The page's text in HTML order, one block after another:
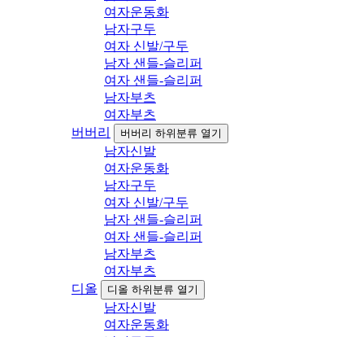
여자운동화
남자구두
여자 신발/구두
남자 샌들-슬리퍼
여자 샌들-슬리퍼
남자부츠
여자부츠
버버리
버버리 하위분류 열기
남자신발
여자운동화
남자구두
여자 신발/구두
남자 샌들-슬리퍼
여자 샌들-슬리퍼
남자부츠
여자부츠
디올
디올 하위분류 열기
남자신발
여자운동화